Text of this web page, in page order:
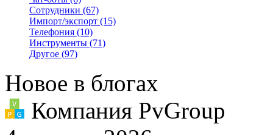
Сотрудники (67)
Импорт/экспорт (15)
Телефония (10)
Инструменты (71)
Другое (97)
Новое в блогах
Компания PvGroup